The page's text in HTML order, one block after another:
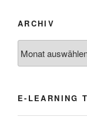
ARCHIV
E-LEARNING